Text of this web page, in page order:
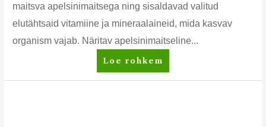
maitsva apelsinimaitsega ning sisaldavad valitud
elutähtsaid vitamiine ja mineraalaineid, mida kasvav
organism vajab. Näritav apelsinimaitseline...
Nutrilite™
Multivitamiin
Loe rohkem